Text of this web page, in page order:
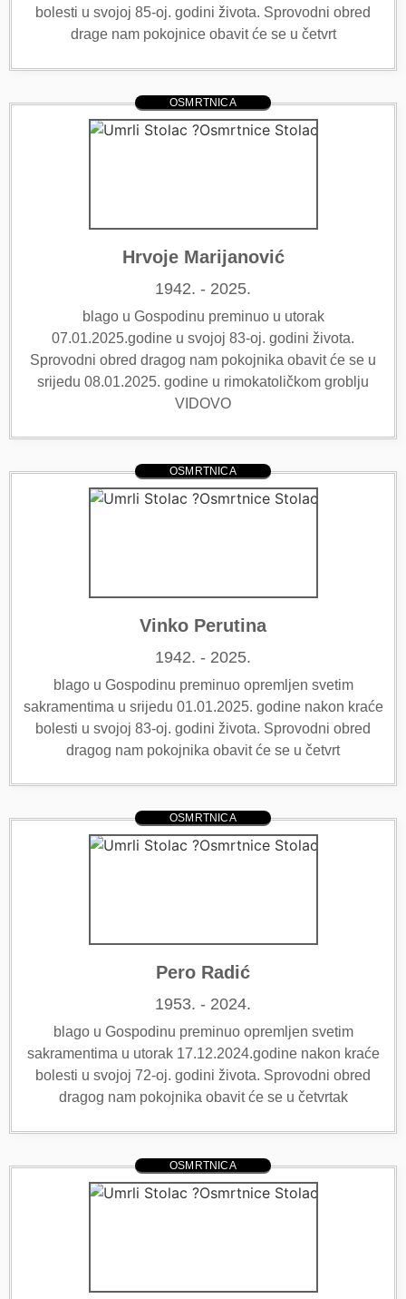
bolesti u svojoj 85-oj. godini života. Sprovodni obred
drage nam pokojnice obavit će se u četvrt
OSMRTNICA
Hrvoje Marijanović
1942. - 2025.
blago u Gospodinu preminuo u utorak
07.01.2025.godine u svojoj 83-oj. godini života.
Sprovodni obred dragog nam pokojnika obavit će se u
srijedu 08.01.2025. godine u rimokatoličkom groblju
VIDOVO
OSMRTNICA
Vinko Perutina
1942. - 2025.
blago u Gospodinu preminuo opremljen svetim
sakramentima u srijedu 01.01.2025. godine nakon kraće
bolesti u svojoj 83-oj. godini života. Sprovodni obred
dragog nam pokojnika obavit će se u četvrt
OSMRTNICA
Pero Radić
1953. - 2024.
blago u Gospodinu preminuo opremljen svetim
sakramentima u utorak 17.12.2024.godine nakon kraće
bolesti u svojoj 72-oj. godini života. Sprovodni obred
dragog nam pokojnika obavit će se u četvrtak
OSMRTNICA